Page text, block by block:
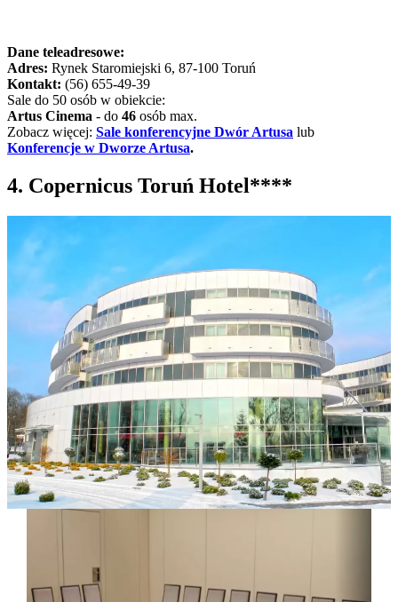
Dane teleadresowe:
Adres: Rynek Staromiejski 6, 87-100 Toruń
Kontakt: (56) 655-49-39
Sale do 50 osób w obiekcie:
Artus Cinema - do 46 osób max.
Zobacz więcej: Sale konferencyjne Dwór Artusa lub
Konferencje w Dworze Artusa.
4. Copernicus Toruń Hotel****